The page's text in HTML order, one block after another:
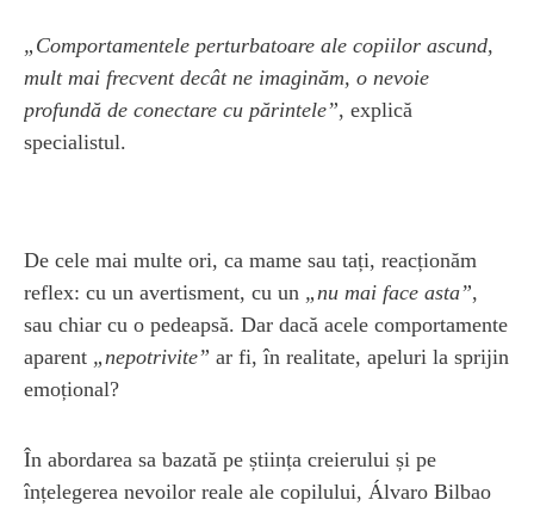
„Comportamentele perturbatoare ale copiilor ascund,
mult mai frecvent decât ne imaginăm, o nevoie
profundă de conectare cu părintele”, explică
specialistul.
De cele mai multe ori, ca mame sau tați, reacționăm
reflex: cu un avertisment, cu un „nu mai face asta”,
sau chiar cu o pedeapsă. Dar dacă acele comportamente
aparent „nepotrivite” ar fi, în realitate, apeluri la sprijin
emoțional?
În abordarea sa bazată pe știința creierului și pe
înțelegerea nevoilor reale ale copilului, Álvaro Bilbao